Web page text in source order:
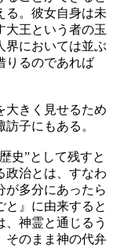
る。彼女自身は未
大王という者の玉
界においては並ぶ
りるのであれば
きく見せるため
子にもある。
史”として残すと
治とは、すなわ
が多分にあったら
と』に由来すると
、神霊と通じるう
そのまま神の代弁